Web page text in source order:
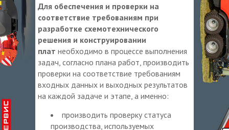
Для обеспечения и проверки на
соответствие требованиям при
разработке схемотехнического
решения и конструировании
плат необходимо в процессе выполнения
задач, согласно плана работ, производить
проверки на соответствие требованиям
входных данных и выходных результатов
на каждой задаче и этапе, а именно:
производить проверку статуса
производства, используемых